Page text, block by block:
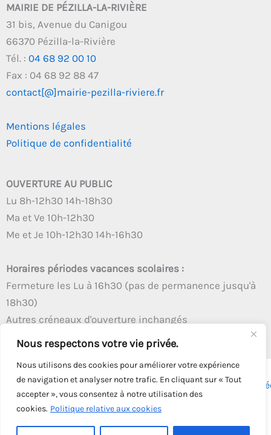
Nous respectons votre vie privée.
Nous utilisons des cookies pour améliorer votre expérience
de navigation et analyser notre trafic. En cliquant sur « Tout
accepter », vous consentez à notre utilisation des
cookies. Politique relative aux cookies
MAIRIE DE PÉZILLA-LA-RIVIÈRE
31 bis, Avenue du Canigou
66370 Pézilla-la-Rivière
Tél. : 04 68 92 00 10
Fax : 04 68 92 88 47
contact[@]mairie-pezilla-riviere.fr
Mentions légales
Politique de confidentialité
OUVERTURE AU PUBLIC
Lu 8h-12h30 14h-18h30
Ma et Ve 10h-12h30
Me et Je 10h-12h30 14h-16h30
Horaires périodes vacances scolaires :
Fermeture les Lu à 16h30 (pas de permanence jusqu'à
18h30)
Autres créneaux d'ouverture inchangés
Copyright © 2026 - Tous droits réservés - | Webmaster